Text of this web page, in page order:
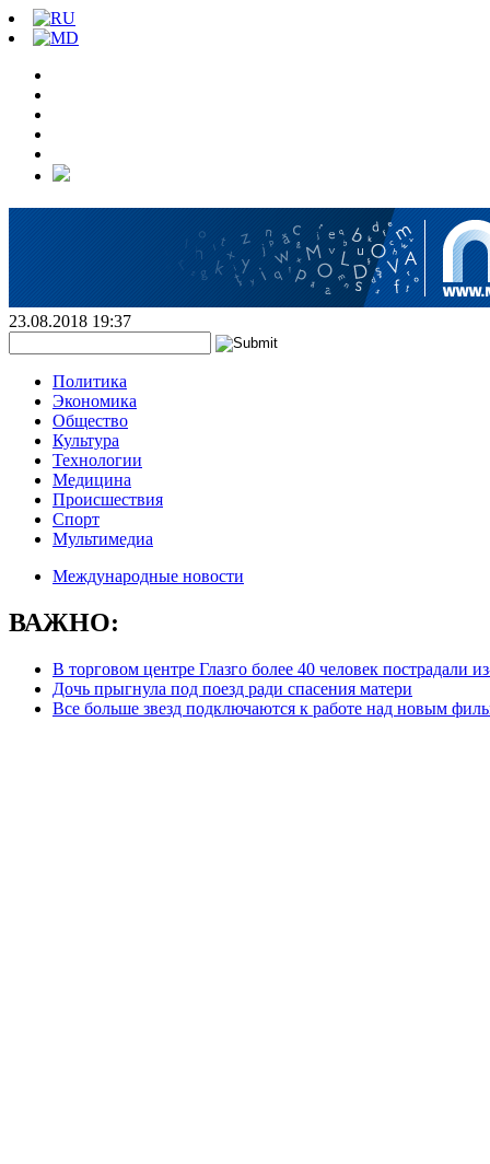
23.08.2018 19:37
Политика
Экономика
Общество
Культура
Технологии
Медицина
Происшествия
Спорт
Мультимедиа
Международные новости
ВАЖНО:
В торговом центре Глазго более 40 человек пострадали
Дочь прыгнула под поезд ради спасения матери
Все больше звезд подключаются к работе над новым